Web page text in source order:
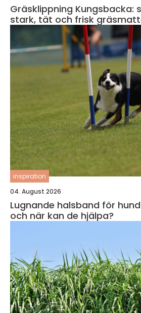
Gräsklippning Kungsbacka:
stark, tät och frisk
inspiration
04. August 2026
Lugnande halsband för hund hur fungerar de
och när kan de hjälpa?